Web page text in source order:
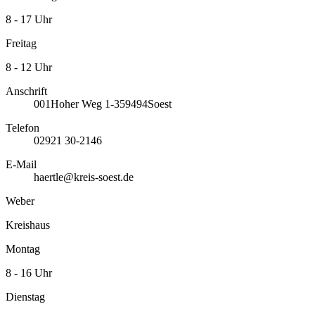
8 - 17 Uhr
Freitag
8 - 12 Uhr
Anschrift
001Hoher Weg 1-359494Soest
Telefon
02921 30-2146
E-Mail
haertle@kreis-soest.de
Weber
Kreishaus
Montag
8 - 16 Uhr
Dienstag